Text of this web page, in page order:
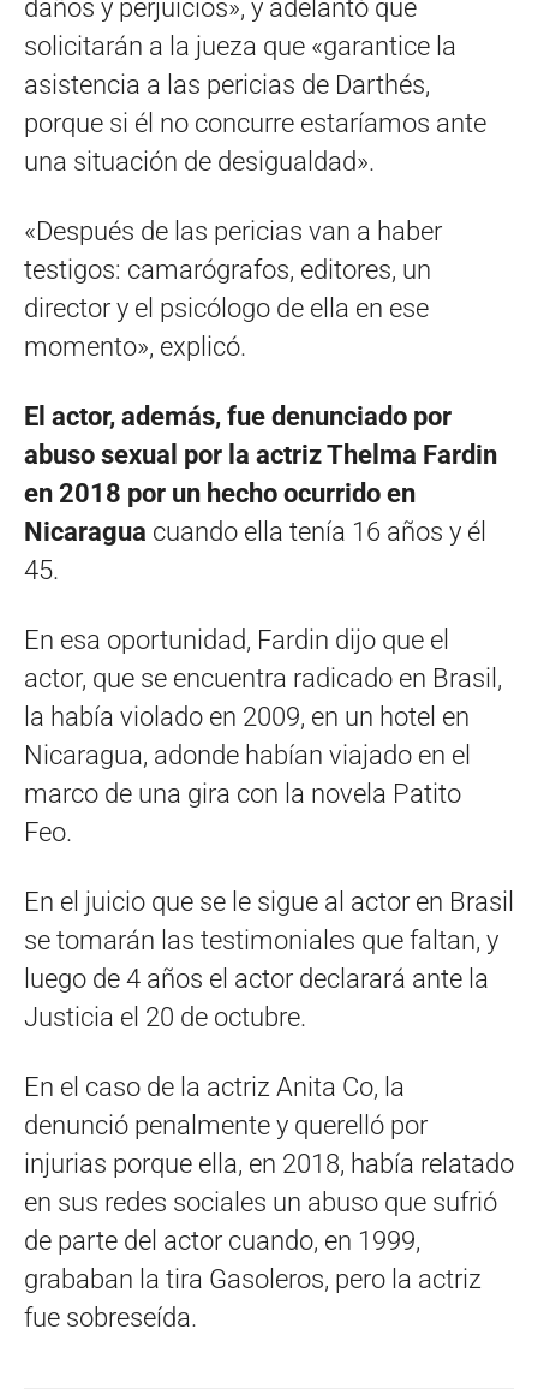
daños y perjuicios», y adelantó que
solicitarán a la jueza que «garantice la
asistencia a las pericias de Darthés,
porque si él no concurre estaríamos ante
una situación de desigualdad».
«Después de las pericias van a haber
testigos: camarógrafos, editores, un
director y el psicólogo de ella en ese
momento», explicó.
El actor, además, fue denunciado por
abuso sexual por la actriz Thelma Fardin
en 2018 por un hecho ocurrido en
Nicaragua cuando ella tenía 16 años y él
45.
En esa oportunidad, Fardin dijo que el
actor, que se encuentra radicado en Brasil,
la había violado en 2009, en un hotel en
Nicaragua, adonde habían viajado en el
marco de una gira con la novela Patito
Feo.
En el juicio que se le sigue al actor en Brasil
se tomarán las testimoniales que faltan, y
luego de 4 años el actor declarará ante la
Justicia el 20 de octubre.
En el caso de la actriz Anita Co, la
denunció penalmente y querelló por
injurias porque ella, en 2018, había relatado
en sus redes sociales un abuso que sufrió
de parte del actor cuando, en 1999,
grababan la tira Gasoleros, pero la actriz
fue sobreseída.